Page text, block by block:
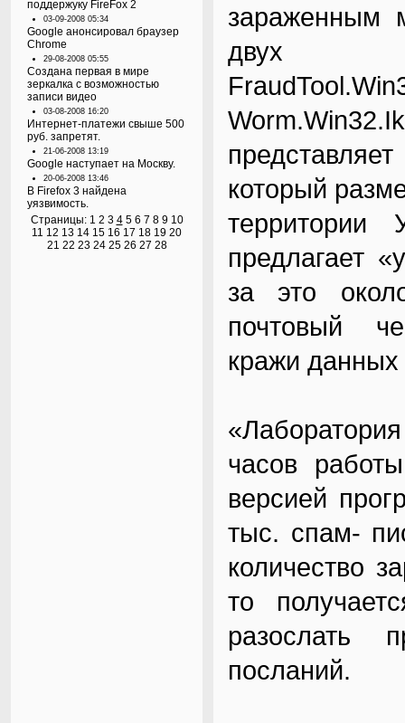
поддержуку FireFox 2
03-09-2008 05:34
Google анонсировал браузер
Chrome
29-08-2008 05:55
Создана первая в мире
зеркалка с возможностью
записи видео
03-08-2008 16:20
Интернет-платежи свыше 500
руб. запретят.
21-06-2008 13:19
Google наступает на Москву.
20-06-2008 13:46
В Firefox 3 найдена
уязвимость.
Страницы: 1 2 3 4 5 6 7 8 9 10
11 12 13 14 15 16 17 18 19 20
21 22 23 24 25 26 27 28
зараженным
который
территории
предлагает
за это
почтовый
кражи
часов
версией
тыс. спам-
количество
то
разослать
посланий.